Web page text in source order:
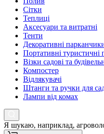
Сітки
Теплиці
Аксесуари та витратні
Тенти
Декоративні
Портативні туристичні
Візки садові та
Компостер
Відлякувачі
Штанги та ручки для
Лампи від комах
Я шукаю, наприклад,